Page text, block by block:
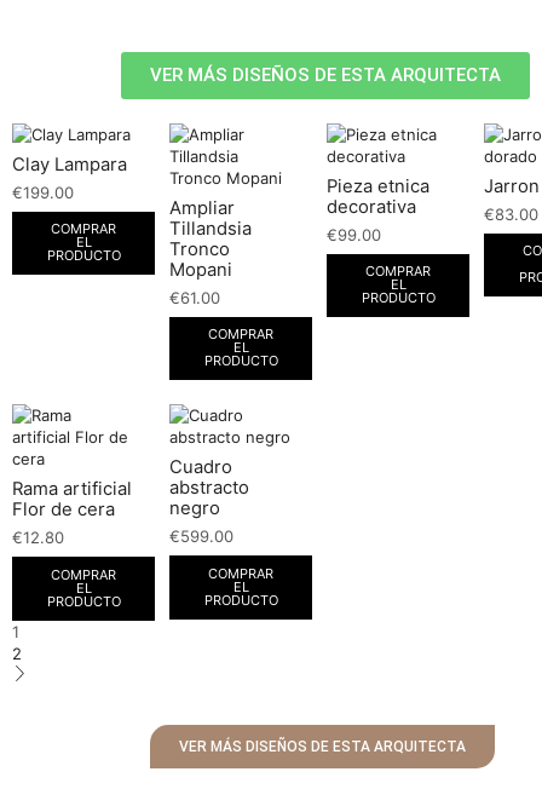
VER MÁS DISEÑOS DE ESTA ARQUITECTA
Clay Lampara
€199.00
COMPRAR
EL
PRODUCTO
Ampliar
Tillandsia
Tronco
Mopani
€61.00
COMPRAR
EL
PRODUCTO
Pieza etnica
decorativa
€99.00
COMPRAR
EL
PRODUCTO
€83.00
Rama artificial
Flor de cera
€12.80
COMPRAR
EL
PRODUCTO
Cuadro
abstracto
negro
€599.00
COMPRAR
EL
PRODUCTO
1
2
VER MÁS DISEÑOS DE ESTA ARQUITECTA